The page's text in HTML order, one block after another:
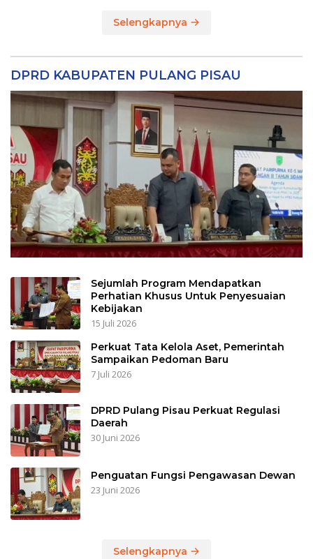
Selengkapnya
DPRD KABUPATEN PULANG PISAU
Sejumlah Program Mendapatkan
Perhatian Khusus Untuk Penyesuaian
Kebijakan
15 Juli 2026
Perkuat Tata Kelola Aset, Pemerintah
Sampaikan Pedoman Baru
7 Juli 2026
DPRD Pulang Pisau Perkuat Regulasi
Daerah
30 Juni 2026
Penguatan Fungsi Pengawasan Dewan
23 Juni 2026
Selengkapnya